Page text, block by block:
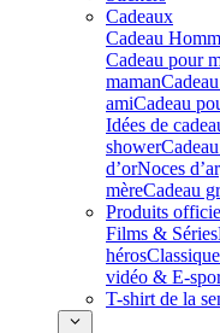
Cadeaux
Cadeau
Cadeau pour
maman
amiCadeau
Idées de
shower
d’orNoces
mèreCadeau
Produits
Films & Séries
héros
vidéo & E-
T-shirt de la